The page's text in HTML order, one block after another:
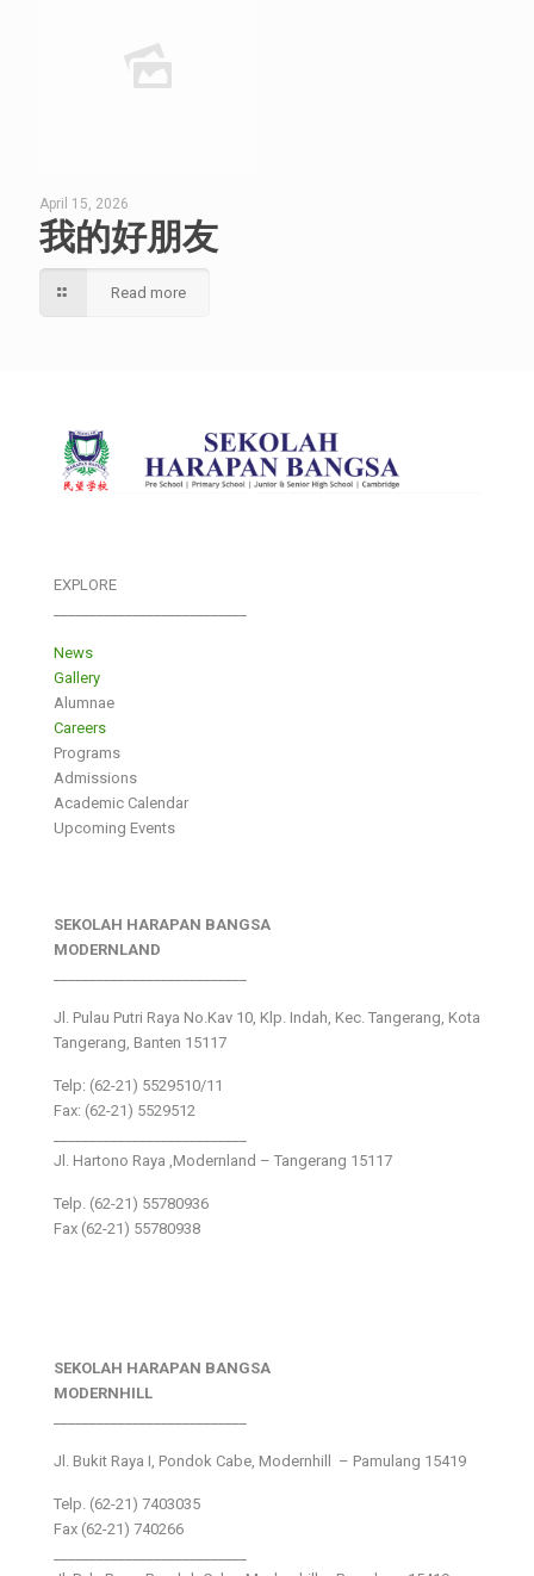
April 15, 2026
我的好朋友
Read more
EXPLORE
News
Gallery
Alumnae
Careers
Programs
Admissions
Academic Calendar
Upcoming Events
SEKOLAH HARAPAN BANGSA
MODERNLAND
Jl. Pulau Putri Raya No.Kav 10, Klp. Indah, Kec. Tangerang, Kota
Tangerang, Banten 15117
Telp: (62-21) 5529510/11
Fax: (62-21) 5529512
Jl. Hartono Raya ,Modernland – Tangerang 15117
Telp. (62-21) 55780936
Fax (62-21) 55780938
SEKOLAH HARAPAN BANGSA
MODERNHILL
Jl. Bukit Raya I, Pondok Cabe, Modernhill – Pamulang 15419
Telp. (62-21) 7403035
Fax (62-21) 740266